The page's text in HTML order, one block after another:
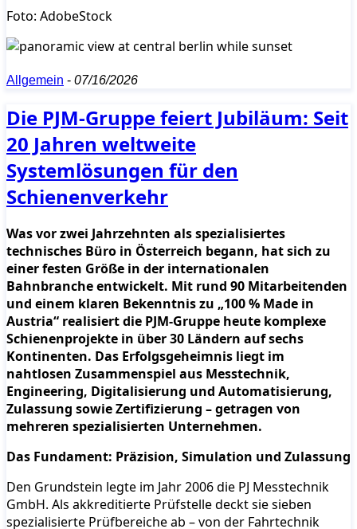
Foto: AdobeStock
Allgemein - 07/16/2026
Die PJM-Gruppe feiert Jubiläum: Seit
20 Jahren weltweite
Systemlösungen für den
Schienenverkehr
Was vor zwei Jahrzehnten als spezialisiertes
technisches Büro in Österreich begann, hat sich zu
einer festen Größe in der internationalen
Bahnbranche entwickelt. Mit rund 90 Mitarbeitenden
und einem klaren Bekenntnis zu „100 % Made in
Austria“ realisiert die PJM-Gruppe heute komplexe
Schienenprojekte in über 30 Ländern auf sechs
Kontinenten. Das Erfolgsgeheimnis liegt im
nahtlosen Zusammenspiel aus Messtechnik,
Engineering, Digitalisierung und Automatisierung,
Zulassung sowie Zertifizierung – getragen von
mehreren spezialisierten Unternehmen.
Das Fundament: Präzision, Simulation und Zulassung
Den Grundstein legte im Jahr 2006 die PJ Messtechnik
GmbH. Als akkreditierte Prüfstelle deckt sie sieben
spezialisierte Prüfbereiche ab – von der Fahrtechnik